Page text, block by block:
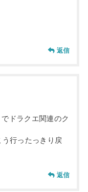
返信
ドラクエ関連のク
行ったっきり戻
返信